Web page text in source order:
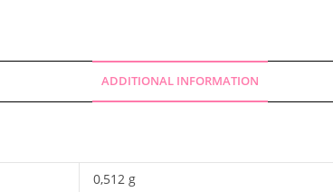
ADDITIONAL INFORMATION
0,512 g